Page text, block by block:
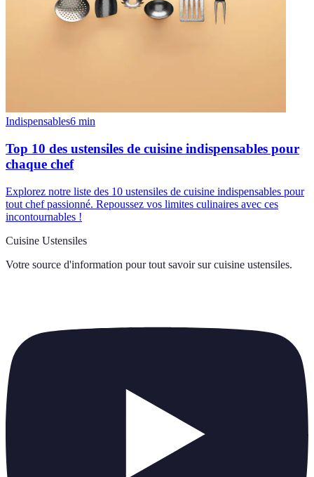
Indispensables6 min
Top 10 des ustensiles de cuisine indispensables pour
chaque chef
Explorez notre liste des 10 ustensiles de cuisine indispensables pour
tout chef passionné. Repoussez vos limites culinaires avec ces
incontournables !
Cuisine Ustensiles
Votre source d'information pour tout savoir sur cuisine ustensiles.